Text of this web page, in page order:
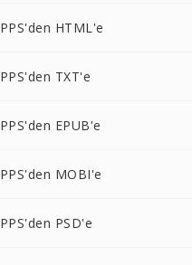
PPS'den HTML'e
PPS'den TXT'e
PPS'den EPUB'e
PPS'den MOBI'e
PPS'den PSD'e